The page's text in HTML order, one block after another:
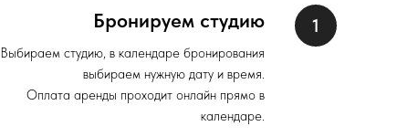
Бронируем студию
Выбираем студию, в календаре бронирования
выбираем нужную дату и время.
Оплата аренды проходит онлайн прямо в
календаре.